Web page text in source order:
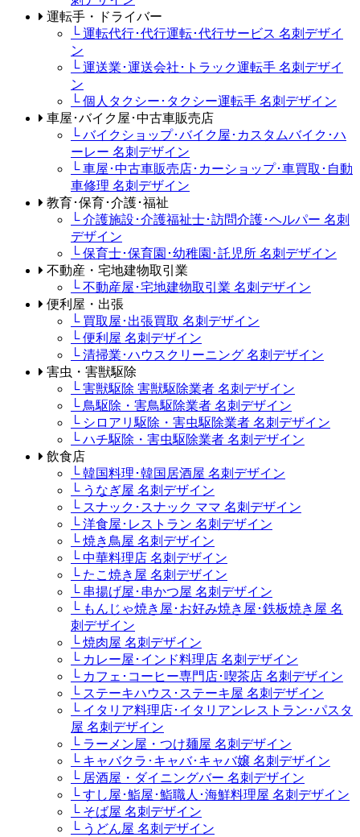
運転手・ドライバー
└ 運転代行･代行運転･代行サービス 名刺デザイ
ン
└ 運送業･運送会社･トラック運転手 名刺デザイ
ン
└ 個人タクシー･タクシー運転手 名刺デザイン
車屋･バイク屋･中古車販売店
└ バイクショップ･バイク屋･カスタムバイク･ハ
ーレー 名刺デザイン
└ 車屋･中古車販売店･カーショップ･車買取･自動
車修理 名刺デザイン
教育･保育･介護･福祉
└ 介護施設･介護福祉士･訪問介護･ヘルパー 名刺
デザイン
└ 保育士･保育園･幼稚園･託児所 名刺デザイン
不動産・宅地建物取引業
└ 不動産屋･宅地建物取引業 名刺デザイン
便利屋・出張
└ 買取屋･出張買取 名刺デザイン
└ 便利屋 名刺デザイン
└ 清掃業･ハウスクリーニング 名刺デザイン
害虫・害獣駆除
└ 害獣駆除 害獣駆除業者 名刺デザイン
└ 鳥駆除・害鳥駆除業者 名刺デザイン
└ シロアリ駆除・害虫駆除業者 名刺デザイン
└ ハチ駆除・害虫駆除業者 名刺デザイン
飲食店
└ 韓国料理･韓国居酒屋 名刺デザイン
└ うなぎ屋 名刺デザイン
└ スナック･スナック ママ 名刺デザイン
└ 洋食屋･レストラン 名刺デザイン
└ 焼き鳥屋 名刺デザイン
└ 中華料理店 名刺デザイン
└ たこ焼き屋 名刺デザイン
└ 串揚げ屋･串かつ屋 名刺デザイン
└ もんじゃ焼き屋･お好み焼き屋･鉄板焼き屋 名
刺デザイン
└ 焼肉屋 名刺デザイン
└ カレー屋･インド料理店 名刺デザイン
└ カフェ･コーヒー専門店･喫茶店 名刺デザイン
└ ステーキハウス･ステーキ屋 名刺デザイン
└ イタリア料理店･イタリアンレストラン･パスタ
屋 名刺デザイン
└ ラーメン屋・つけ麺屋 名刺デザイン
└ キャバクラ･キャバ･キャバ嬢 名刺デザイン
└ 居酒屋・ダイニングバー 名刺デザイン
└ すし屋･鮨屋･鮨職人･海鮮料理屋 名刺デザイン
└ そば屋 名刺デザイン
└ うどん屋 名刺デザイン